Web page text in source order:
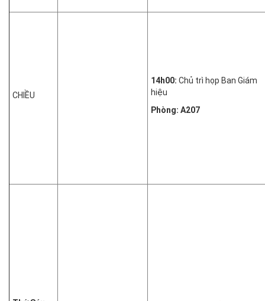
CHIỀU
14h00: Chủ trì họp Ban Giám
hiệu
Phòng: A207